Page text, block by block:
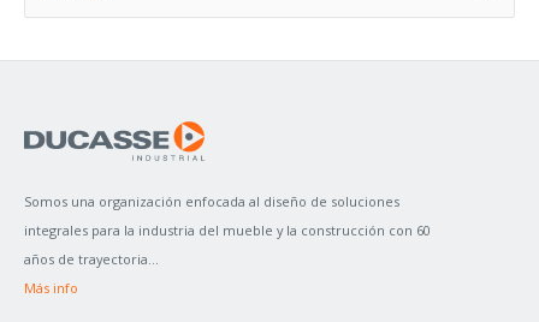
S
O
R
:
Somos una organización enfocada al diseño de soluciones
integrales para la industria del mueble y la construcción con 60
años de trayectoria...
Más info